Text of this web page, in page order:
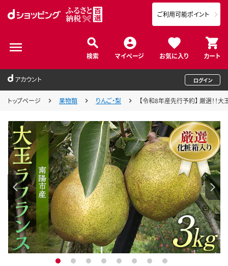
検索 マイページ お気に入り カート
ご利用可能ポイント
アカウント ログイン
トップページ 果物類 りんご・梨 【令和8年産先行予約】 厳選！！
1 2 3 4 5 6 7 8